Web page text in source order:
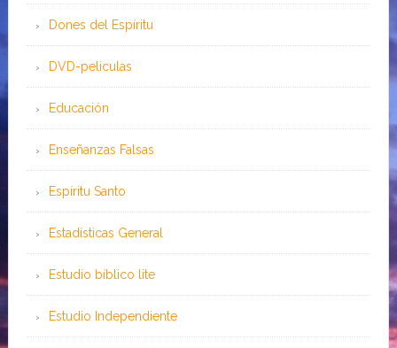
Dones del Espíritu
DVD-peliculas
Educación
Enseñanzas Falsas
Espíritu Santo
Estadísticas General
Estudio bíblico lite
Estudio Independiente